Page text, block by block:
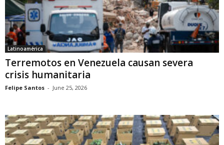
Latinoamérica
Terremotos en Venezuela causan severa
crisis humanitaria
Felipe Santos - June 25, 2026